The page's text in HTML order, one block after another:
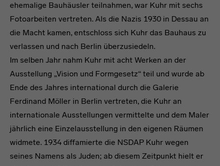
ehemalige Bauhäusler teilnahmen, war Kuhr mit sechs
Fotoarbeiten vertreten. Als die Nazis 1930 in Dessau an
die Macht kamen, entschloss sich Kuhr das Bauhaus zu
verlassen und nach Berlin überzusiedeln.
Im selben Jahr nahm Kuhr mit acht Werken an der
Ausstellung „Vision und Formgesetz“ teil und wurde ab
Ende des Jahres international durch die Galerie
Ferdinand Möller in Berlin vertreten, die Kuhr an
internationale Ausstellungen vermittelte und dem Maler
jährlich eine Einzelausstellung in den eigenen Räumen
widmete. 1934 diffamierte die NSDAP Kuhr wegen
seines Namens als Juden; ab diesem Zeitpunkt hielt er